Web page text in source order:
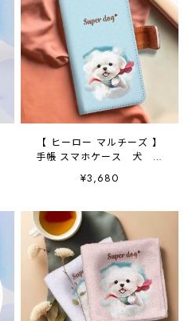
【 ヒーロー マルチーズ 】
手帳 スマホケース 犬 う
ちの子 プレゼント ペッ
ト Android対応
¥3,680